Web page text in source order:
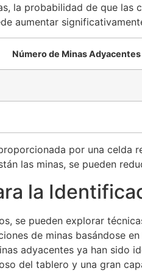
la probabilidad de que
aumentar
Número de Minas Adyacentes
por una celda
las minas, se pueden
la
se pueden explorar
de minas basándose
adyacentes ya han sido
del tablero y una gran